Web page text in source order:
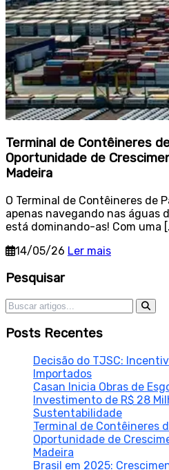
Terminal de Contêineres
Oportunidade de
Madeira
O Terminal de Contêineres de
apenas navegando nas águas
está dominando-as! Com uma
14/05/26 Ler mais
Sidebar
Pesquisar
Pesquisar por:
Posts Recentes
Decisão do TJSC:
Importados
Casan Inicia Obras de
Investimento de R$ 28
Sustentabilidade
Terminal de Contêineres
Oportunidade de
Madeira
Brasil em 2025: